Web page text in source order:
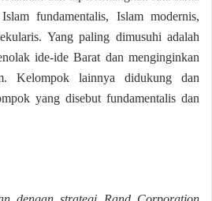
fundamentalis, Islam modernis,
Yang paling dimusuhi adalah
ide-ide Barat dan menginginkan
Kelompok lainnya didukung dan
yang disebut fundamentalis dan